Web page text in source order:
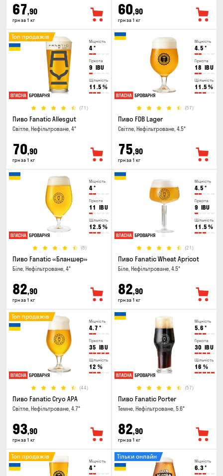
67,90
грн за 1 кг
60,90
грн за 1 кг
Міцність
4°
Гіркота
9 IBU
Щільність
11.5 %
(71)
Топ продажів
Пиво Fanatic Allesgut
Світле, Нефільтроване, 4°
70,90
грн за 1 кг
Міцність
4.5 °
Гіркота
18 IBU
Щільність
11.5 %
(57)
Пиво FDB Lager
Світле, Нефільтроване, 4.5°
75,90
грн за 1 кг
Міцність
4°
Гіркота
11 IBU
Щільність
12.5 %
(8)
Пиво Fanatic «Бланшер»
Біле, Нефільтроване, 4°
82,90
грн за 1 кг
Міцність
4.5 °
Гіркота
9 IBU
Щільність
11.5 %
(21)
Пиво Fanatic Wheat Apricot
Біле, Нефільтроване, 4.5°
82,90
грн за 1 кг
Міцність
4.7 °
Гіркота
35 IBU
Щільність
12 %
(44)
Топ продажів
Пиво Fanatic Cryo APA
Світле, Нефільтроване, 4.7°
93,90
грн за 1 кг
Міцність
5.6 °
Гіркота
30 IBU
Щільність
16 %
(57)
Пиво Fanatic Porter
Темне, Нефільтроване, 5.6°
82,90
грн за 1 кг
Міцність
4°
Топ продажів
Міцність
6.3°
Тільки онлайн